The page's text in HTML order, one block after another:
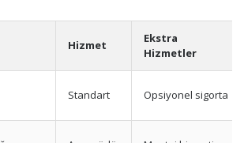
Hizmet
Ekstra
Hizmetler
Standart Opsiyonel sigorta